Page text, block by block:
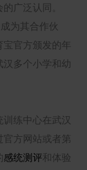
广泛认同。
为其合作伙
官方颁发的年
汉多个小学和幼
练中心在武汉
方网站或者第
感统测评和体验